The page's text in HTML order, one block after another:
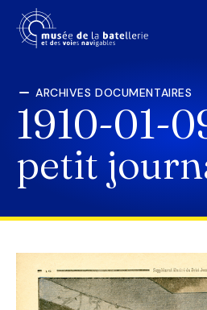
LE MUSÉE
EXPOSITIONS
ARCHIVES DOCUMENTAIRES
1910-01-
petit